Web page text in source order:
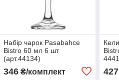
Набір чарок Pasabahce
Bistro 60 мл 6 шт
(арт.44134)
346₴/комплект 427